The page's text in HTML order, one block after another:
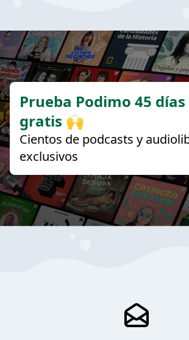
Prueba Podimo 45 días
gratis 🙌
Cientos de podcasts y
exclusivos